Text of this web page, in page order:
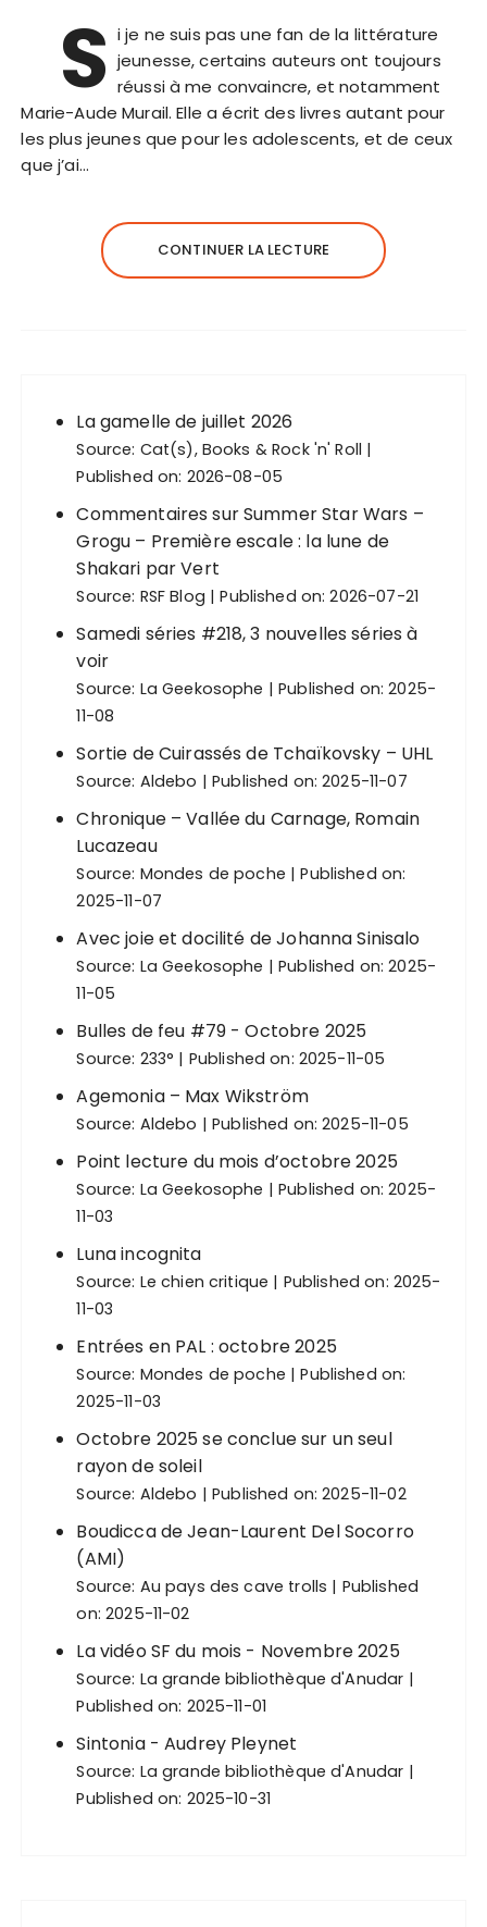
S i je ne suis pas une fan de la littérature
jeunesse, certains auteurs ont toujours
réussi à me convaincre, et notamment
Marie-Aude Murail. Elle a écrit des livres autant pour
les plus jeunes que pour les adolescents, et de ceux
que j’ai…
CONTINUER LA LECTURE
La gamelle de juillet 2026
Source: Cat(s), Books & Rock 'n' Roll
Published on: 2026-08-05
Commentaires sur Summer Star Wars –
Grogu – Première escale : la lune de
Shakari par Vert
Source: RSF Blog Published on: 2026-07-21
Samedi séries #218, 3 nouvelles séries à
voir
Source: La Geekosophe
Published on: 2025-
11-08
Sortie de Cuirassés de Tchaïkovsky – UHL
Source: Aldebo Published on: 2025-11-07
Chronique – Vallée du Carnage, Romain
Lucazeau
Source: Mondes de poche
Published on:
2025-11-07
Avec joie et docilité de Johanna Sinisalo
Source: La Geekosophe
Published on: 2025-
11-05
Bulles de feu #79 - Octobre 2025
Source: 233° Published on: 2025-11-05
Agemonia – Max Wikström
Source: Aldebo Published on: 2025-11-05
Point lecture du mois d’octobre 2025
Source: La Geekosophe
Published on: 2025-
11-03
Luna incognita
Source: Le chien critique
Published on: 2025-
11-03
Entrées en PAL : octobre 2025
Source: Mondes de poche
Published on:
2025-11-03
Octobre 2025 se conclue sur un seul
rayon de soleil
Source: Aldebo Published on: 2025-11-02
Boudicca de Jean-Laurent Del Socorro
(AMI)
Source: Au pays des cave trolls
Published
on: 2025-11-02
La vidéo SF du mois - Novembre 2025
Source: La grande bibliothèque d'Anudar
Published on: 2025-11-01
Sintonia - Audrey Pleynet
Source: La grande bibliothèque d'Anudar
Published on: 2025-10-31